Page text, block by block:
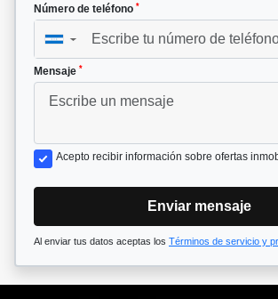
Número de teléfono *
▼
Mensaje *
Acepto recibir información sobre ofertas
Enviar mensaje
Al enviar tus datos aceptas los Términos de servicio y